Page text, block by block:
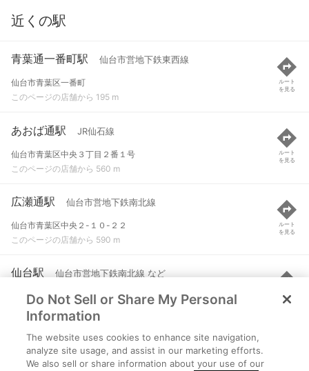
近くの駅
青葉通一番町駅 仙台市営地下鉄東西線
仙台市青葉区一番町
このページの店舗から 195 m
ルート
を見る
あおば通駅 JR仙石線
仙台市青葉区中央３丁目２番１号
このページの店舗から 560 m
ルート
を見る
広瀬通駅 仙台市営地下鉄南北線
仙台市青葉区中央２-１０-２２
このページの店舗から 590 m
ルート
を見る
仙台駅 仙台市営地下鉄南北線 など
仙台市青葉区中央一丁目10-10
このページの店舗から 632 m
ルート
を見る
大町西公園駅 仙台市営地下鉄東西線
仙台市青葉区大町
Do Not Sell or Share My Personal
Information
The website uses cookies to enhance site navigation,
analyze site usage, and assist in our marketing efforts.
We also sell or share information about your use of our